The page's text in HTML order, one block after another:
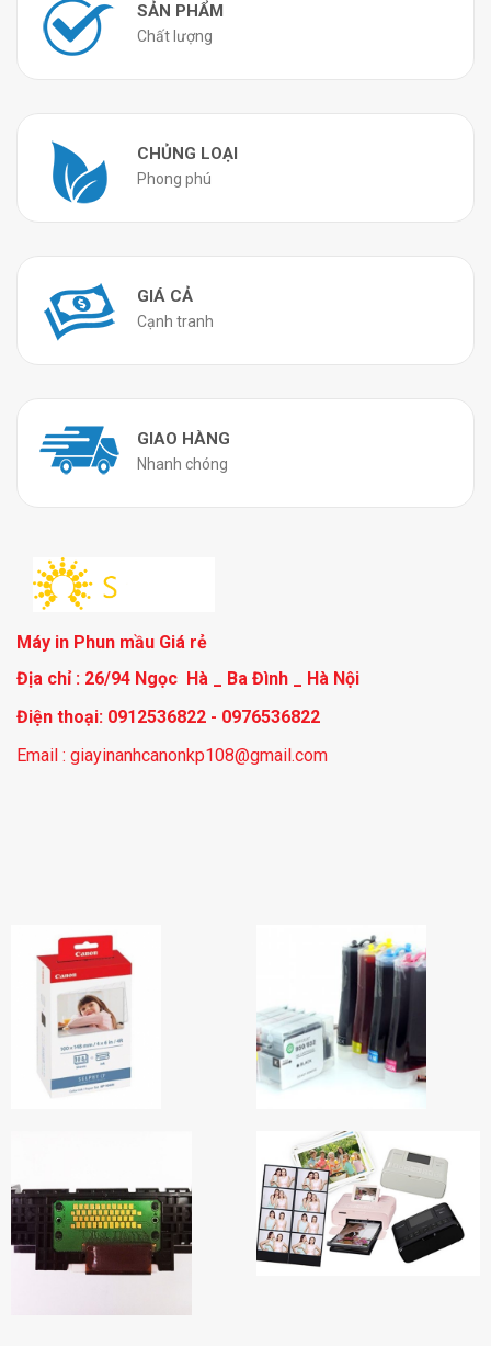
SẢN PHẨM
Chất lượng
CHỦNG LOẠI
Phong phú
GIÁ CẢ
Cạnh tranh
GIAO HÀNG
Nhanh chóng
Máy in Phun mầu Giá rẻ
Địa chỉ : 26/94 Ngọc Hà _ Ba Đình _ Hà Nội
Điện thoại: 0912536822 - 0976536822
Email : giayinanhcanonkp108@gmail.com